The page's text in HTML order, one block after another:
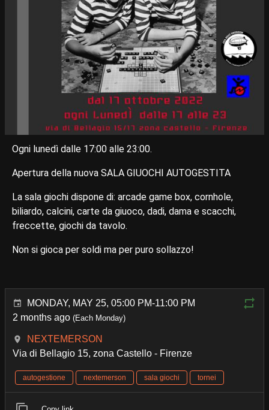
Ogni lunedì dalle 17:00 alle 23:00.
Apertura della nuova SALA GIUOCHI AUTOGESTITA
La sala giochi dispone di: arcade game box, cornhole,
biliardo, calcini, carte da giuoco, dadi, dama e scacchi,
freccette, giochi da tavolo.
Non si gioca per soldi ma per puro sollazzo!
MONDAY, MAY 25, 05:00 PM-11:00 PM
2 months ago (Each Monday)
NEXTEMERSON
Via di Bellagio 15, zona Castello - Firenze
autogestione nextemerson sala giochi tornei